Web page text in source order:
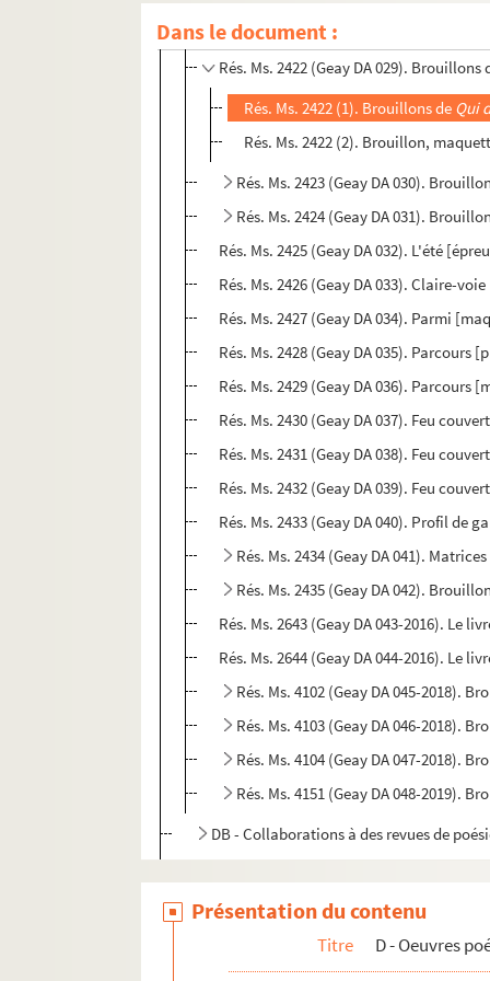
Dans le document :
Rés. Ms. 2421 (Geay DA 028).
Rés. Ms. 2422 (Geay DA 029).
Rés. Ms. 2422 (1). Brouillons de Qui
Rés. Ms. 2422 (2). Brouillon,
Rés. Ms. 2423 (Geay DA 030).
Rés. Ms. 2424 (Geay DA 031).
Rés. Ms. 2425 (Geay DA 032). L'été
Rés. Ms. 2426 (Geay DA 033). Claire-
Rés. Ms. 2427 (Geay DA 034). Parmi
Rés. Ms. 2428 (Geay DA 035).
Rés. Ms. 2429 (Geay DA 036).
Rés. Ms. 2430 (Geay DA 037). Feu
Rés. Ms. 2431 (Geay DA 038). Feu
Rés. Ms. 2432 (Geay DA 039). Feu
Rés. Ms. 2433 (Geay DA 040). Profil
Rés. Ms. 2434 (Geay DA 041).
Rés. Ms. 2435 (Geay DA 042).
Rés. Ms. 2643 (Geay DA 043-2016). Le
Rés. Ms. 2644 (Geay DA 044-2016). Le
Rés. Ms. 4102 (Geay DA 045-2018).
Rés. Ms. 4103 (Geay DA 046-2018).
Rés. Ms. 4104 (Geay DA 047-2018).
Rés. Ms. 4151 (Geay DA 048-2019).
DB - Collaborations à des revues de
DD - Editions ordinaires. Critiques d'art
DE - Editions ordinaires. Histoire de
DF - Editions ordinaires. Editions
Présentation du contenu
Titre D - Oeuvres